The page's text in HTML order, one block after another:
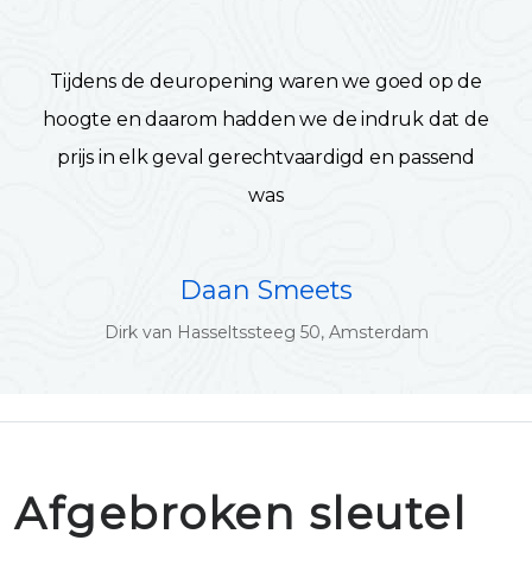
Tijdens de deuropening waren we goed op de
hoogte en daarom hadden we de indruk dat de
prijs in elk geval gerechtvaardigd en passend
was
Daan Smeets
Dirk van Hasseltssteeg 50, Amsterdam
Afgebroken sleutel